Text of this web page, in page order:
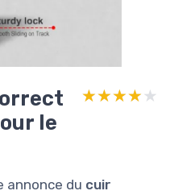
le
★★★★★
★★★★★
annonce du cuir